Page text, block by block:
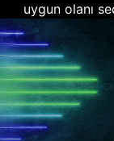
uygun olanı